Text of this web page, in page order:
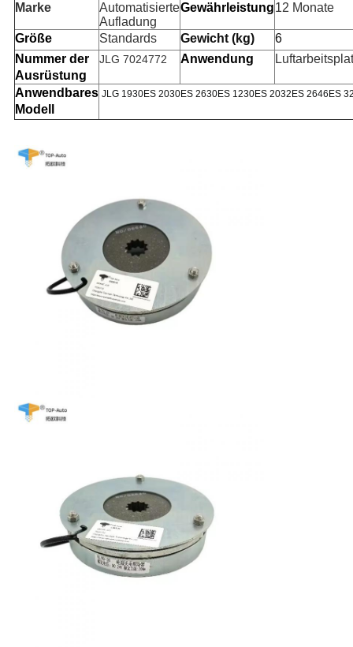
Marke
Automatisierte
Aufladung
Gewährleistung12 Monate
Größe Standards Gewicht (kg)
6
Nummer der
Ausrüstung
JLG 7024772 Anwendung
Anwendbares
Modell
JLG 1930ES 2030ES 2630ES 1230ES 2032ES 2646ES